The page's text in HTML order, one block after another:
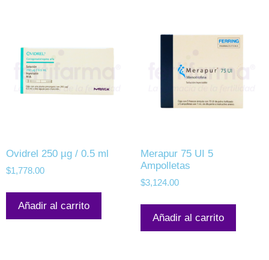
Ovidrel 250 µg / 0.5 ml
$1,778.00
Añadir al carrito
Merapur 75 UI 5
Ampolletas
$3,124.00
Añadir al carrito